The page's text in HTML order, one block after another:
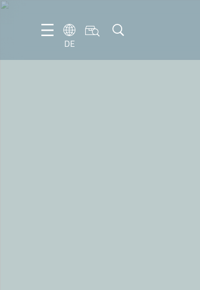
DE
DE